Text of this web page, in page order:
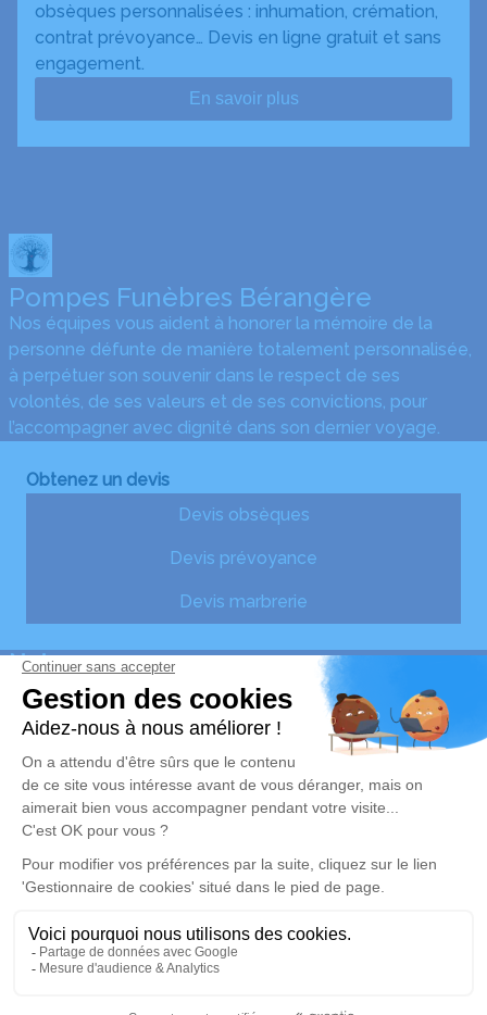
obsèques personnalisées : inhumation, crémation,
contrat prévoyance… Devis en ligne gratuit et sans
engagement.
En savoir plus
Pompes Funèbres Bérangère
Nos équipes vous aident à honorer la mémoire de la
personne défunte de manière totalement personnalisée,
à perpétuer son souvenir dans le respect de ses
volontés, de ses valeurs et de ses convictions, pour
l’accompagner avec dignité dans son dernier voyage.
Obtenez un devis
Devis obsèques
Devis prévoyance
Devis marbrerie
Notre agence
Bérangère Pompes Funèbres
06 65 63 33 11
176 Bis Avenue de la République - 91230 - Montgeron
4.9/5 - 93 avis
Nos Services
Organiser des obsèques
Monuments funéraires
Services aux familles
Liens utiles
Avis de décès
Demande de rendez-vous
en agence
Politique de traitement des données personnelles
Politique d’utilisation des cookies